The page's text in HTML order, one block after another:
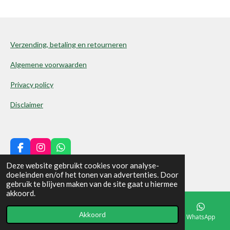
Deze website gebruikt cookies voor analyse-
doeleinden en/of het tonen van advertenties. Door
gebruik te blijven maken van de site gaat u hiermee
akkoord.
Akkoord
Verzending, betaling en retourneren
Algemene voorwaarden
Privacy policy
Disclaimer
F
c
e
b
o
o
I
n
s
t
a
r
m
W
h
a
t
s
p
© 2023 kingdominhand
Telefoonnummer WhatsApp